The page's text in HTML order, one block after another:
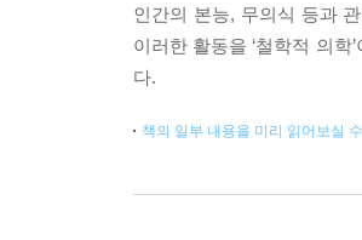
인간의 본능, 무의식 등과
이러한 활동을 ‘철학적 의
다.
책의 일부 내용을 미리 읽어보실